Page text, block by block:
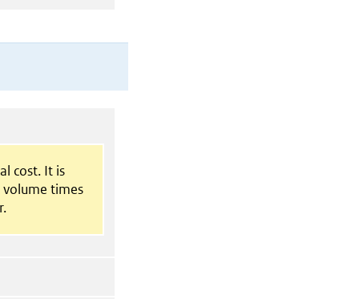
cost. It is
times